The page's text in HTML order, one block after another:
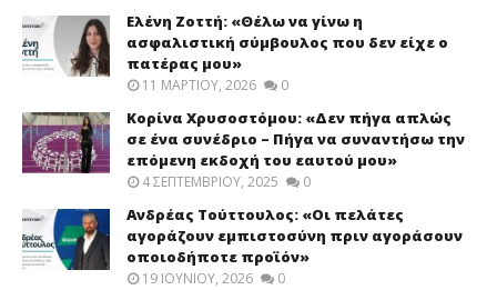
Ελένη Ζοττή: «Θέλω να γίνω η
ασφαλιστική σύμβουλος που δεν είχε ο
πατέρας μου»
11 ΜΑΡΤΊΟΥ, 2026 0
Κορίνα Χρυσοστόμου: «Δεν πήγα απλώς
σε ένα συνέδριο – Πήγα να συναντήσω την
επόμενη εκδοχή του εαυτού μου»
4 ΣΕΠΤΕΜΒΡΊΟΥ, 2025 0
Ανδρέας Τούττουλος: «Οι πελάτες
αγοράζουν εμπιστοσύνη πριν αγοράσουν
οποιοδήποτε προϊόν»
19 ΙΟΥΝΊΟΥ, 2026 0